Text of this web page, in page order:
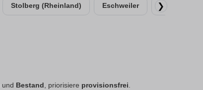
Stolberg (Rheinland) Eschweiler Alsdorf
❯
und Bestand , priorisiere provisionsfrei.